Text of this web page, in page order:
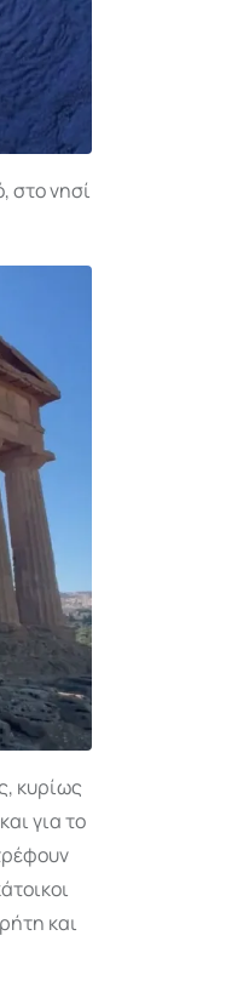
στο νησί
κυρίως
για το
και